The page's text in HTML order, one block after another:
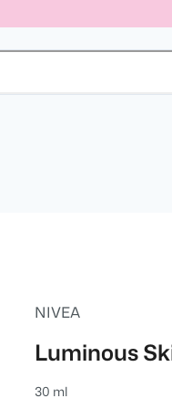
NIVEA
Luminous
30 ml